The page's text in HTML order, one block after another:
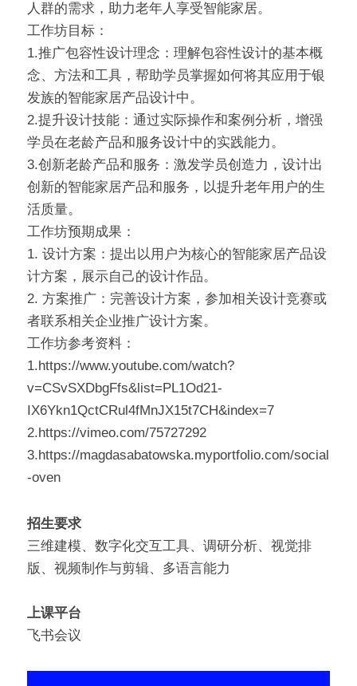
人群的需求，助力老年人享受智能家居。
工作坊目标：
1.推广包容性设计理念：理解包容性设计的基本概
念、方法和工具，帮助学员掌握如何将其应用于银
发族的智能家居产品设计中。
2.提升设计技能：通过实际操作和案例分析，增强
学员在老龄产品和服务设计中的实践能力。
3.创新老龄产品和服务：激发学员创造力，设计出
创新的智能家居产品和服务，以提升老年用户的生
活质量。
工作坊预期成果：
1. 设计方案：提出以用户为核心的智能家居产品设
计方案，展示自己的设计作品。
2. 方案推广：完善设计方案，参加相关设计竞赛或
者联系相关企业推广设计方案。
工作坊参考资料：
1.https://www.youtube.com/watch?
v=CSvSXDbgFfs&list=PL1Od21-
IX6Ykn1QctCRul4fMnJX15t7CH&index=7
2.https://vimeo.com/75727292
3.https://magdasabatowska.myportfolio.com/social
-oven
招生要求
三维建模、数字化交互工具、调研分析、视觉排
版、视频制作与剪辑、多语言能力
上课平台
飞书会议